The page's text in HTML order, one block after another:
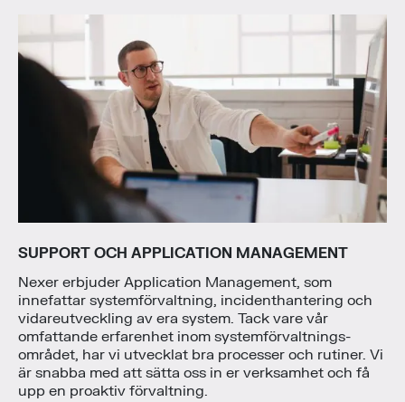
SUPPORT OCH APPLICATION MANAGEMENT
Nexer erbjuder Application Management, som
innefattar systemförvaltning, incidenthantering och
vidareutveckling av era system. Tack vare vår
omfattande erfarenhet inom systemförvaltnings-
området, har vi utvecklat bra processer och rutiner. Vi
är snabba med att sätta oss in er verksamhet och få
upp en proaktiv förvaltning.